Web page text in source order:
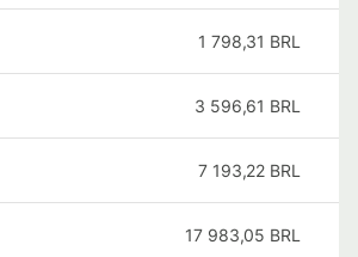
1 798,31 BRL
3 596,61 BRL
7 193,22 BRL
17 983,05 BRL